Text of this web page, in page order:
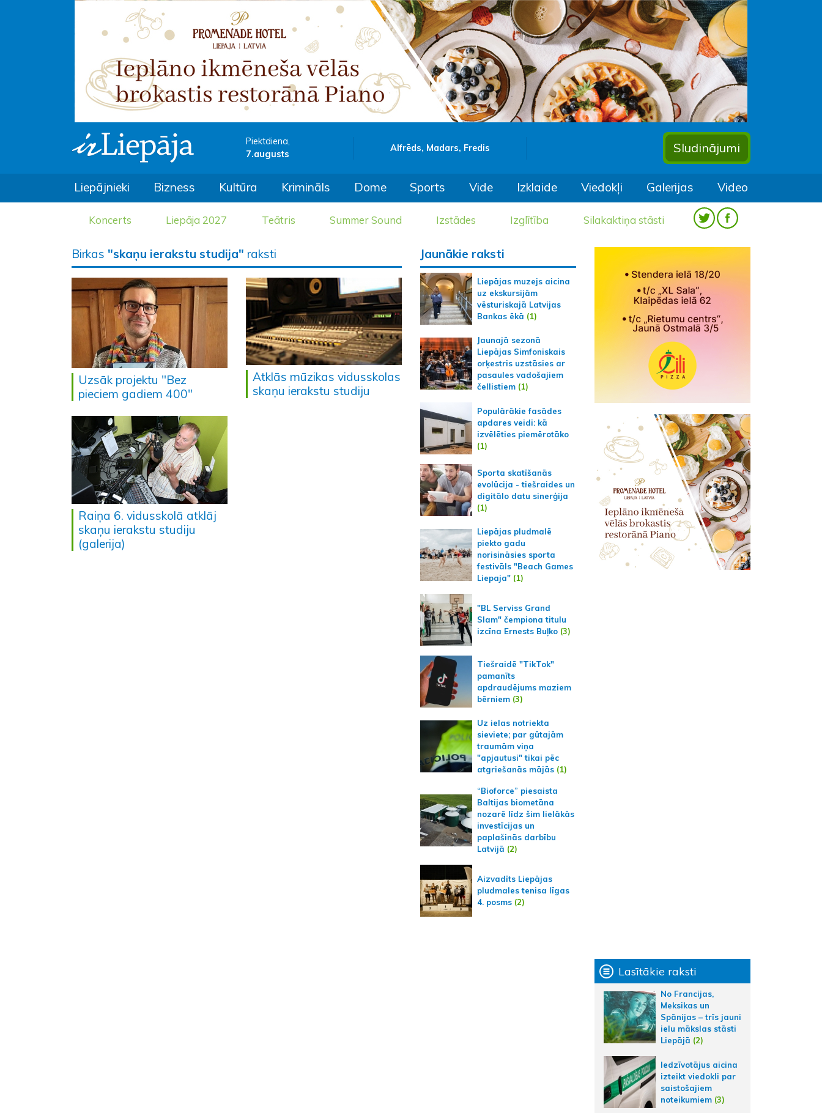
Piektdiena,
7.augusts
Alfrēds, Madars, Fredis Sludinājumi
Liepājnieki Bizness Kultūra Krimināls Dome Sports Vide Izklaide Viedokļi Galerijas Video
Koncerts Liepāja 2027 Teātris Summer Sound Izstādes Izglītība Silakaktiņa stāsti
Birkas "skaņu ierakstu studija" raksti
Uzsāk projektu "Bez
pieciem gadiem 400"
Atklās mūzikas vidusskolas
skaņu ierakstu studiju
Raiņa 6. vidusskolā atklāj
skaņu ierakstu studiju
(galerija)
Jaunākie raksti
Liepājas muzejs aicina
uz ekskursijām
vēsturiskajā Latvijas
Bankas ēkā (1)
Jaunajā sezonā
Liepājas Simfoniskais
orķestris uzstāsies ar
pasaules vadošajiem
čellistiem (1)
Populārākie fasādes
apdares veidi: kā
izvēlēties piemērotāko
(1)
Sporta skatīšanās
evolūcija - tiešraides un
digitālo datu sinerģija
(1)
Liepājas pludmalē
piekto gadu
norisināsies sporta
festivāls "Beach Games
Liepaja" (1)
"BL Serviss Grand
Slam" čempiona titulu
izcīna Ernests Buļko (3)
Tiešraidē "TikTok"
pamanīts
apdraudējums maziem
bērniem (3)
Uz ielas notriekta
sieviete; par gūtajām
traumām viņa
"apjautusi" tikai pēc
atgriešanās mājās (1)
“Bioforce” piesaista
Baltijas biometāna
nozarē līdz šim lielākās
investīcijas un
paplašinās darbību
Latvijā (2)
Aizvadīts Liepājas
pludmales tenisa līgas
4. posms (2)
Lasītākie raksti
No Francijas,
Meksikas un
Spānijas – trīs jauni
ielu mākslas stāsti
Liepājā (2)
Iedzīvotājus aicina
izteikt viedokli par
saistošajiem
noteikumiem (3)